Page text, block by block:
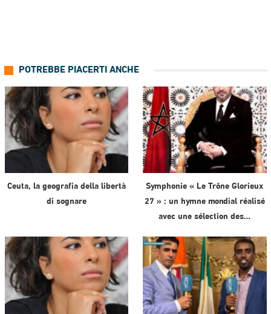
POTREBBE PIACERTI ANCHE
Ceuta, la geografia della libertà
di sognare
Symphonie « Le Trône Glorieux
27 » : un hymne mondial réalisé
avec une sélection des…